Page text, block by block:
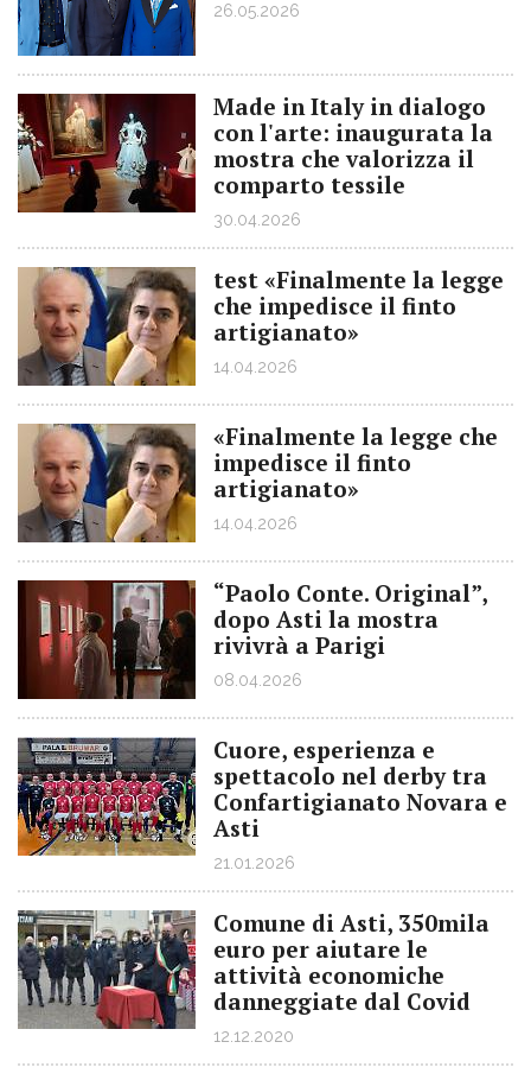
26.05.2026
Made in Italy in dialogo
con l'arte: inaugurata la
mostra che valorizza il
comparto tessile
30.04.2026
test «Finalmente la legge
che impedisce il finto
artigianato»
14.04.2026
«Finalmente la legge che
impedisce il finto
artigianato»
14.04.2026
“Paolo Conte. Original”,
dopo Asti la mostra
rivivrà a Parigi
08.04.2026
Cuore, esperienza e
spettacolo nel derby tra
Confartigianato Novara e
Asti
21.01.2026
Comune di Asti, 350mila
euro per aiutare le
attività economiche
danneggiate dal Covid
12.12.2020